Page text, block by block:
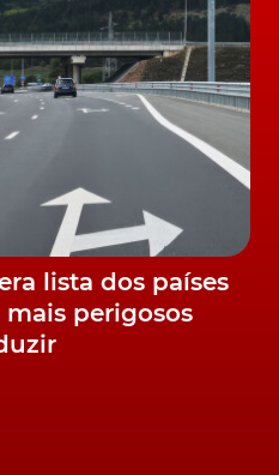
lista dos países
perigosos